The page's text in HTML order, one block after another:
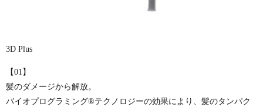
3D Plus
【01】
髪のダメージから解放。
バイオプログラミング®テクノロジーの効果により、髪のタンパク